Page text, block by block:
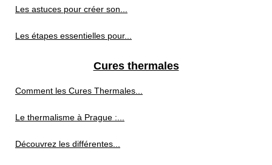
Les astuces pour créer son...
Les étapes essentielles pour...
Cures thermales
Comment les Cures Thermales...
Le thermalisme à Prague :...
Découvrez les différentes...